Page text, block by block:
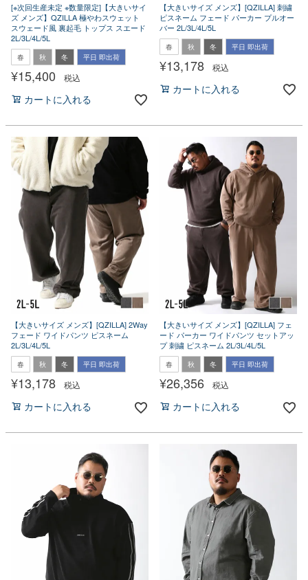
[※次回生産未定 ※数量限定]【大きいサイ
ズ メンズ】QZILLA 極やわスウェット
スウェード風 裏起毛 トップス スエード
2L/3L/4L/5L
春 秋 冬 平日 即出荷
¥15,400 税込
カートに入れる
【大きいサイズ メンズ】[QZILLA] 刺繍
ピスネーム フェード パーカー プルオー
バー 2L/3L/4L/5L
春 秋 冬 平日 即出荷
¥13,178 税込
カートに入れる
【大きいサイズ メンズ】[QZILLA] 2Way
フェード ワイドパンツ ピスネーム
2L/3L/4L/5L
春 秋 冬 平日 即出荷
¥13,178 税込
カートに入れる
【大きいサイズ メンズ】[QZILLA] フェ
ード パーカー ワイドパンツ セットアッ
プ 刺繍 ピスネーム 2L/3L/4L/5L
春 秋 冬 平日 即出荷
¥26,356 税込
カートに入れる